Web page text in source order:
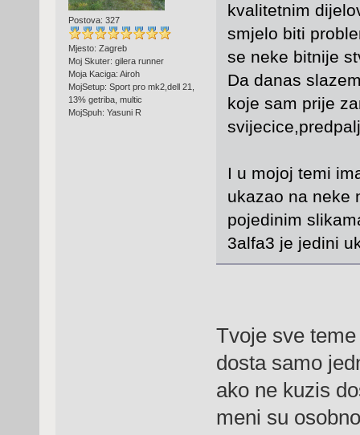
Postova: 327
Mjesto: Zagreb
Moj Skuter: gilera runner
Moja Kaciga: Airoh
MojSetup: Sport pro mk2,dell 21,
13% getriba, multic
MojSpuh: Yasuni R
kvalitetnim
smjelo biti
se neke bitnije
Da danas
koje sam prije
I u mojoj temi
ukazao na neke
pojedinim
3alfa3 je jedini
Tvoje sve
dosta samo
ako ne kuzis
meni su